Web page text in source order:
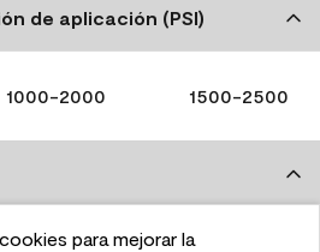
para mejorar la
de aplicación (PSI)
1000-2000 1500-2500